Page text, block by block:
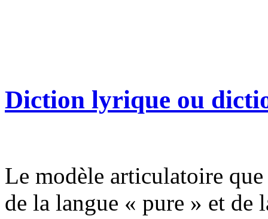
Diction lyrique ou
Le modèle articulatoire
de la langue « pure » et de